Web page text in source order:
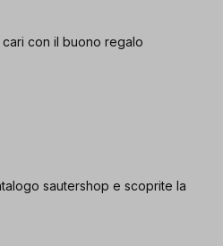
con il buono regalo
sautershop e scoprite la